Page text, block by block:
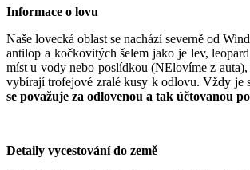
Informace o lovu
Naše lovecká oblast se nachází severně od
antilop a kočkovitých šelem jako je lev,
míst u vody nebo poslídkou (NElovíme z
vybírají trofejové zralé kusy k odlovu. Vždy je
se považuje za odlovenou a tak účtovanou
Detaily vycestování do země